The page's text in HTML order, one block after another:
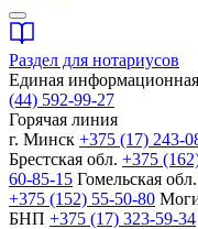
Раздел для нотариусов
Единая
(44) 592-99-27
Горячая линия
г. Минск +375 (17) 243-
Брестская обл. +375
60-85-15 Гомельская обл.
+375 (152) 55-50-80
БНП +375 (17) 323-59-34